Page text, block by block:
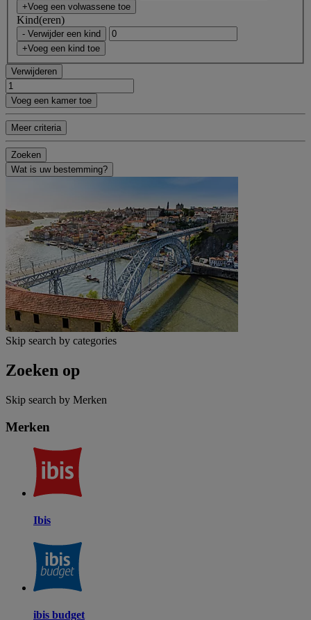
+Voeg een volwassene toe
Kind(eren)
- Verwijder een kind
+Voeg een kind toe
Verwijderen
Voeg een kamer toe
Meer criteria
Zoeken
Wat is uw bestemming?
Skip search by categories
Zoeken op
Skip search by Merken
Merken
Ibis
ibis budget